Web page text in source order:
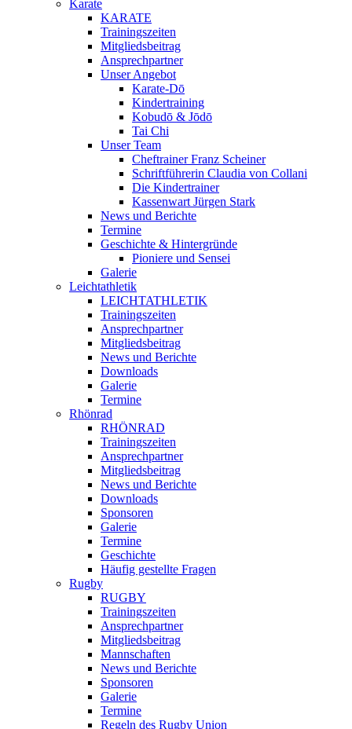
Karate
KARATE
Trainingszeiten
Mitgliedsbeitrag
Ansprechpartner
Unser Angebot
Karate-Dō
Kindertraining
Kobudō & Jōdō
Tai Chi
Unser Team
Cheftrainer Franz Scheiner
Schriftführerin Claudia von Collani
Die Kindertrainer
Kassenwart Jürgen Stark
News und Berichte
Termine
Geschichte & Hintergründe
Pioniere und Sensei
Galerie
Leichtathletik
LEICHTATHLETIK
Trainingszeiten
Ansprechpartner
Mitgliedsbeitrag
News und Berichte
Downloads
Galerie
Termine
Rhönrad
RHÖNRAD
Trainingszeiten
Ansprechpartner
Mitgliedsbeitrag
News und Berichte
Downloads
Sponsoren
Galerie
Termine
Geschichte
Häufig gestellte Fragen
Rugby
RUGBY
Trainingszeiten
Ansprechpartner
Mitgliedsbeitrag
Mannschaften
News und Berichte
Sponsoren
Galerie
Termine
Regeln des Rugby Union